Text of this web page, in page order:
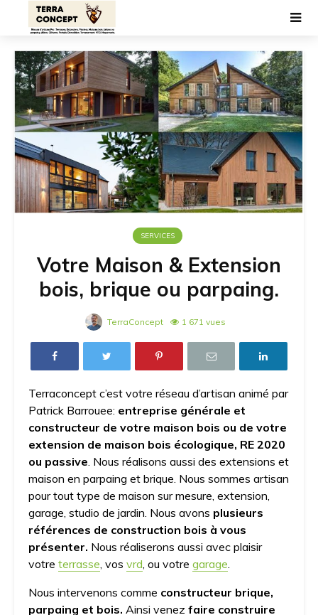
SERVICES
Votre Maison & Extension
bois, brique ou parpaing.
TerraConcept 1 671 vues
Terraconcept c’est votre réseau d’artisan animé par
Patrick Barrouee: entreprise générale et
constructeur de votre maison bois ou de votre
extension de maison bois écologique, RE 2020
ou passive. Nous réalisons aussi des extensions et
maison en parpaing et brique. Nous sommes artisan
pour tout type de maison sur mesure, extension,
garage, studio de jardin. Nous avons plusieurs
références de construction bois à vous
présenter. Nous réaliserons aussi avec plaisir
votre terrasse, vos vrd, ou votre garage.
Nous intervenons comme constructeur brique,
parpaing et bois. Ainsi venez faire construire